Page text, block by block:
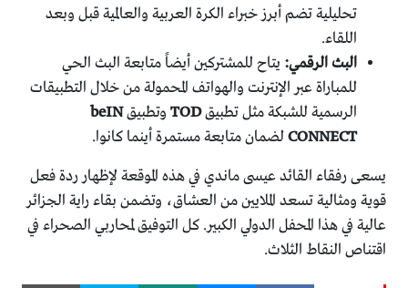
تحليلية تضم أبرز خبراء الكرة العربية والعالمية قبل وبعد
اللقاء.
البث الرقمي: يتاح للمشتركين أيضاً متابعة البث الحي
للمباراة عبر الإنترنت والهواتف المحمولة من خلال التطبيقات
الرسمية للشبكة مثل تطبيقTOD وتطبيقbeIN
CONNECTلضمان متابعة مستمرة أينما كانوا.
​يسعى رفقاء القائد عيسى ماندي في هذه الموقعة لإظهار ردة فعل
قوية ومثالية تسعد الملايين من العشاق، وتضمن بقاء راية الجزائر
عالية في هذا المحفل الدولي الكبير. كل التوفيق لمحاربي الصحراء في
اقتناص النقاط الثلاث.